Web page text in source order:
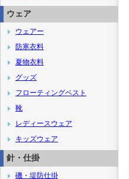
ウェア
ウェアー
防寒衣料
夏物衣料
グッズ
フローティングベスト
靴
レディースウェア
キッズウェア
針・仕掛
磯・堤防仕掛